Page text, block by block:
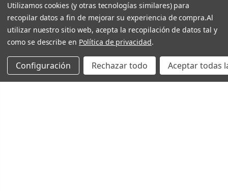
Utilizamos cookies (y otras tecnologías similares) para
recopilar datos a fin de mejorar su experiencia de compra.Al
utilizar nuestro sitio web, acepta la recopilación de datos tal y
como se describe en Política de privacidad.
Configuración Rechazar todo Aceptar todas